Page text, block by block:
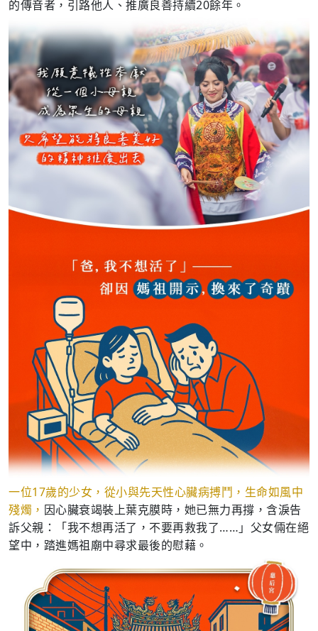
的傳音者，引路他人、推廣良善持續20餘年。
一位17歲的少女，從小與先天性心臟病搏鬥，生命如風中
殘燭， 因心臟衰竭裝上葉克膜時，她已無力再撐，含淚告
訴父親：「我不想再活了，不要再救我了……」父女倆在絕
望中，踏進媽祖廟中尋求最後的慰藉。